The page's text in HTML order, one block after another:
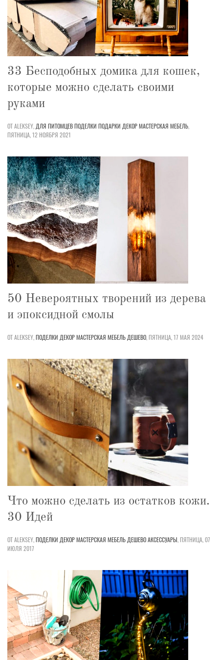
33 Бесподобных домика для кошек,
которые можно сделать своими
руками
ОТ ALEKSEY, ДЛЯ ПИТОМЦЕВПОДЕЛКИ ПОДАРКИ ДЕКОРМАСТЕРСКАЯ МЕБЕЛЬ,
ПЯТНИЦА, 12 НОЯБРЯ 2021
50 Невероятных творений из дерева
и эпоксидной смолы
ОТ ALEKSEY,ПОДЕЛКИ ДЕКОРМАСТЕРСКАЯ МЕБЕЛЬ ДЕШЕВО,ПЯТНИЦА, 17 МАЯ 2024
Что можно сделать из остатков кожи.
30 Идей
ОТ ALEKSEY,ПОДЕЛКИ ДЕКОРМАСТЕРСКАЯ МЕБЕЛЬ ДЕШЕВОАКСЕССУАРЫ,ПЯТНИЦА, 07
ИЮЛЯ 2017